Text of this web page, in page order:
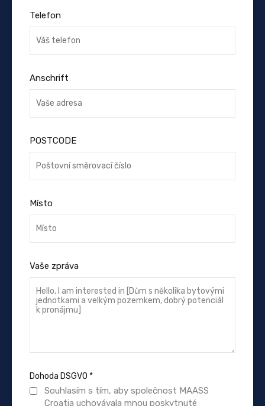
Telefon
Anschrift
POSTCODE
Místo
Vaše zpráva
Dohoda DSGVO *
Souhlasím s tím, aby společnost MAASS
Croatia uchovávala mnou poskytnuté